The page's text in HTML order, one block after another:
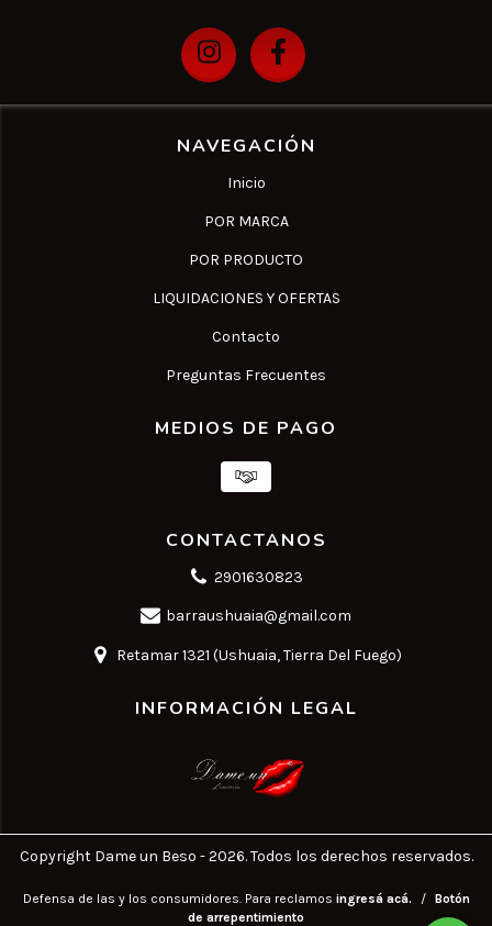
NAVEGACIÓN
Inicio
POR MARCA
POR PRODUCTO
LIQUIDACIONES Y OFERTAS
Contacto
Preguntas Frecuentes
MEDIOS DE PAGO
CONTACTANOS
2901630823
barraushuaia@gmail.com
Retamar 1321 (Ushuaia, Tierra Del Fuego)
INFORMACIÓN LEGAL
Copyright Dame un Beso - 2026. Todos los derechos reservados.
Defensa de las y los consumidores. Para reclamos ingresá acá. /
Botón
de arrepentimiento